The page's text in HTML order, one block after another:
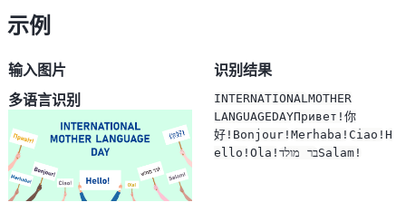
示例
输入图片
识别结果
多语言识别
INTERNATIONAL MOTHER
LANGUAGEDAYПривет! 你
好! Bonjour! Merhaba! Ciao! H
ello! Ola! בר מולדSalam!